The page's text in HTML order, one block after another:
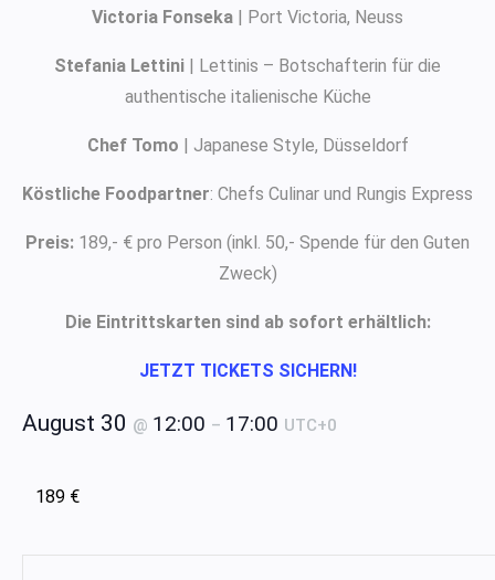
Victoria Fonseka | Port Victoria, Neuss
Stefania Lettini | Lettinis – Botschafterin für die
authentische italienische Küche
Chef Tomo | Japanese Style, Düsseldorf
Köstliche Foodpartner: Chefs Culinar und Rungis Express
Preis: 189,- € pro Person (inkl. 50,- Spende für den Guten
Zweck)
Die Eintrittskarten sind ab sofort erhältlich:
JETZT TICKETS SICHERN!
August 30 @ 12:00 – 17:00 UTC+0
189 €